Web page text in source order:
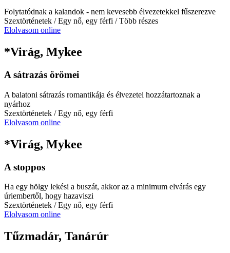
Folytatódnak a kalandok - nem kevesebb élvezetekkel fűszerezve
Szextörténetek / Egy nő, egy férfi / Több részes
Elolvasom online
*Virág, Mykee
A sátrazás örömei
A balatoni sátrazás romantikája és élvezetei hozzátartoznak a
nyárhoz
Szextörténetek / Egy nő, egy férfi
Elolvasom online
*Virág, Mykee
A stoppos
Ha egy hölgy lekési a buszát, akkor az a minimum elvárás egy
úriembertől, hogy hazaviszi
Szextörténetek / Egy nő, egy férfi
Elolvasom online
Tűzmadár, Tanárúr